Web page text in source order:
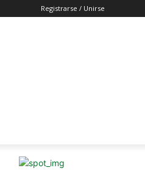
Registrarse / Unirse